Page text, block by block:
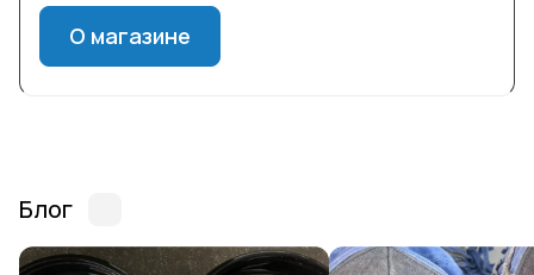
О магазине
Блог